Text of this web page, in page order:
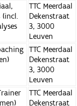
(incl.
TTC Meerdaal
Dekenstraat
3, 3000
Leuven
TTC Meerdaal
Dekenstraat
3, 3000
Leuven
TTC Meerdaal
Dekenstraat